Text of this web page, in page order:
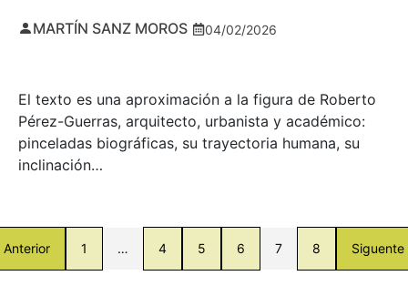
MARTÍN SANZ MOROS 04/02/2026
El texto es una aproximación a la figura de Roberto
Pérez-Guerras, arquitecto, urbanista y académico:
pinceladas biográficas, su trayectoria humana, su
inclinación…
Anterior 1 … 4 5 6 7 8 Siguente